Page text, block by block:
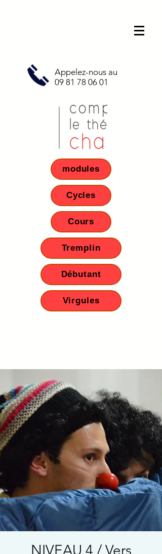
Appelez-nous au
09 81 78 06 01
modules
Cycles
Cours
Tremplin
Débutant
Virgules
NIVEAU 4 / Vers